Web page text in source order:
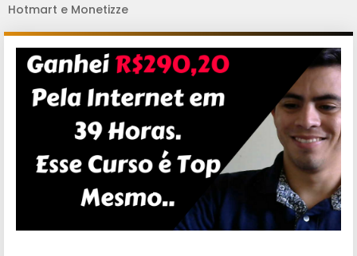
Hotmart e Monetizze